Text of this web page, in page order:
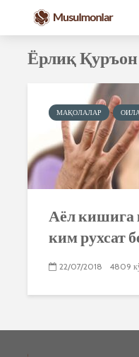
Ёрлиқ
МАҚОЛАЛАР
Аёл кишига
ким рухсат
22/07/2018 4809